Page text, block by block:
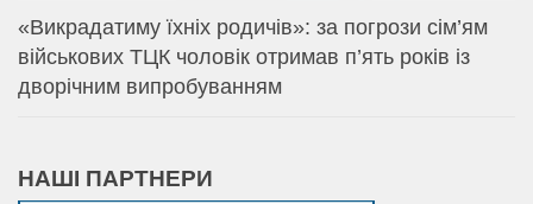
«Викрадатиму їхніх родичів»: за погрози сім’ям
військових ТЦК чоловік отримав п’ять років із
дворічним випробуванням
НАШІ ПАРТНЕРИ